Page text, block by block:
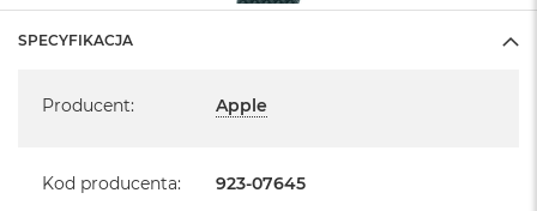
SPECYFIKACJA
Producent: Apple
Kod producenta: 923-07645